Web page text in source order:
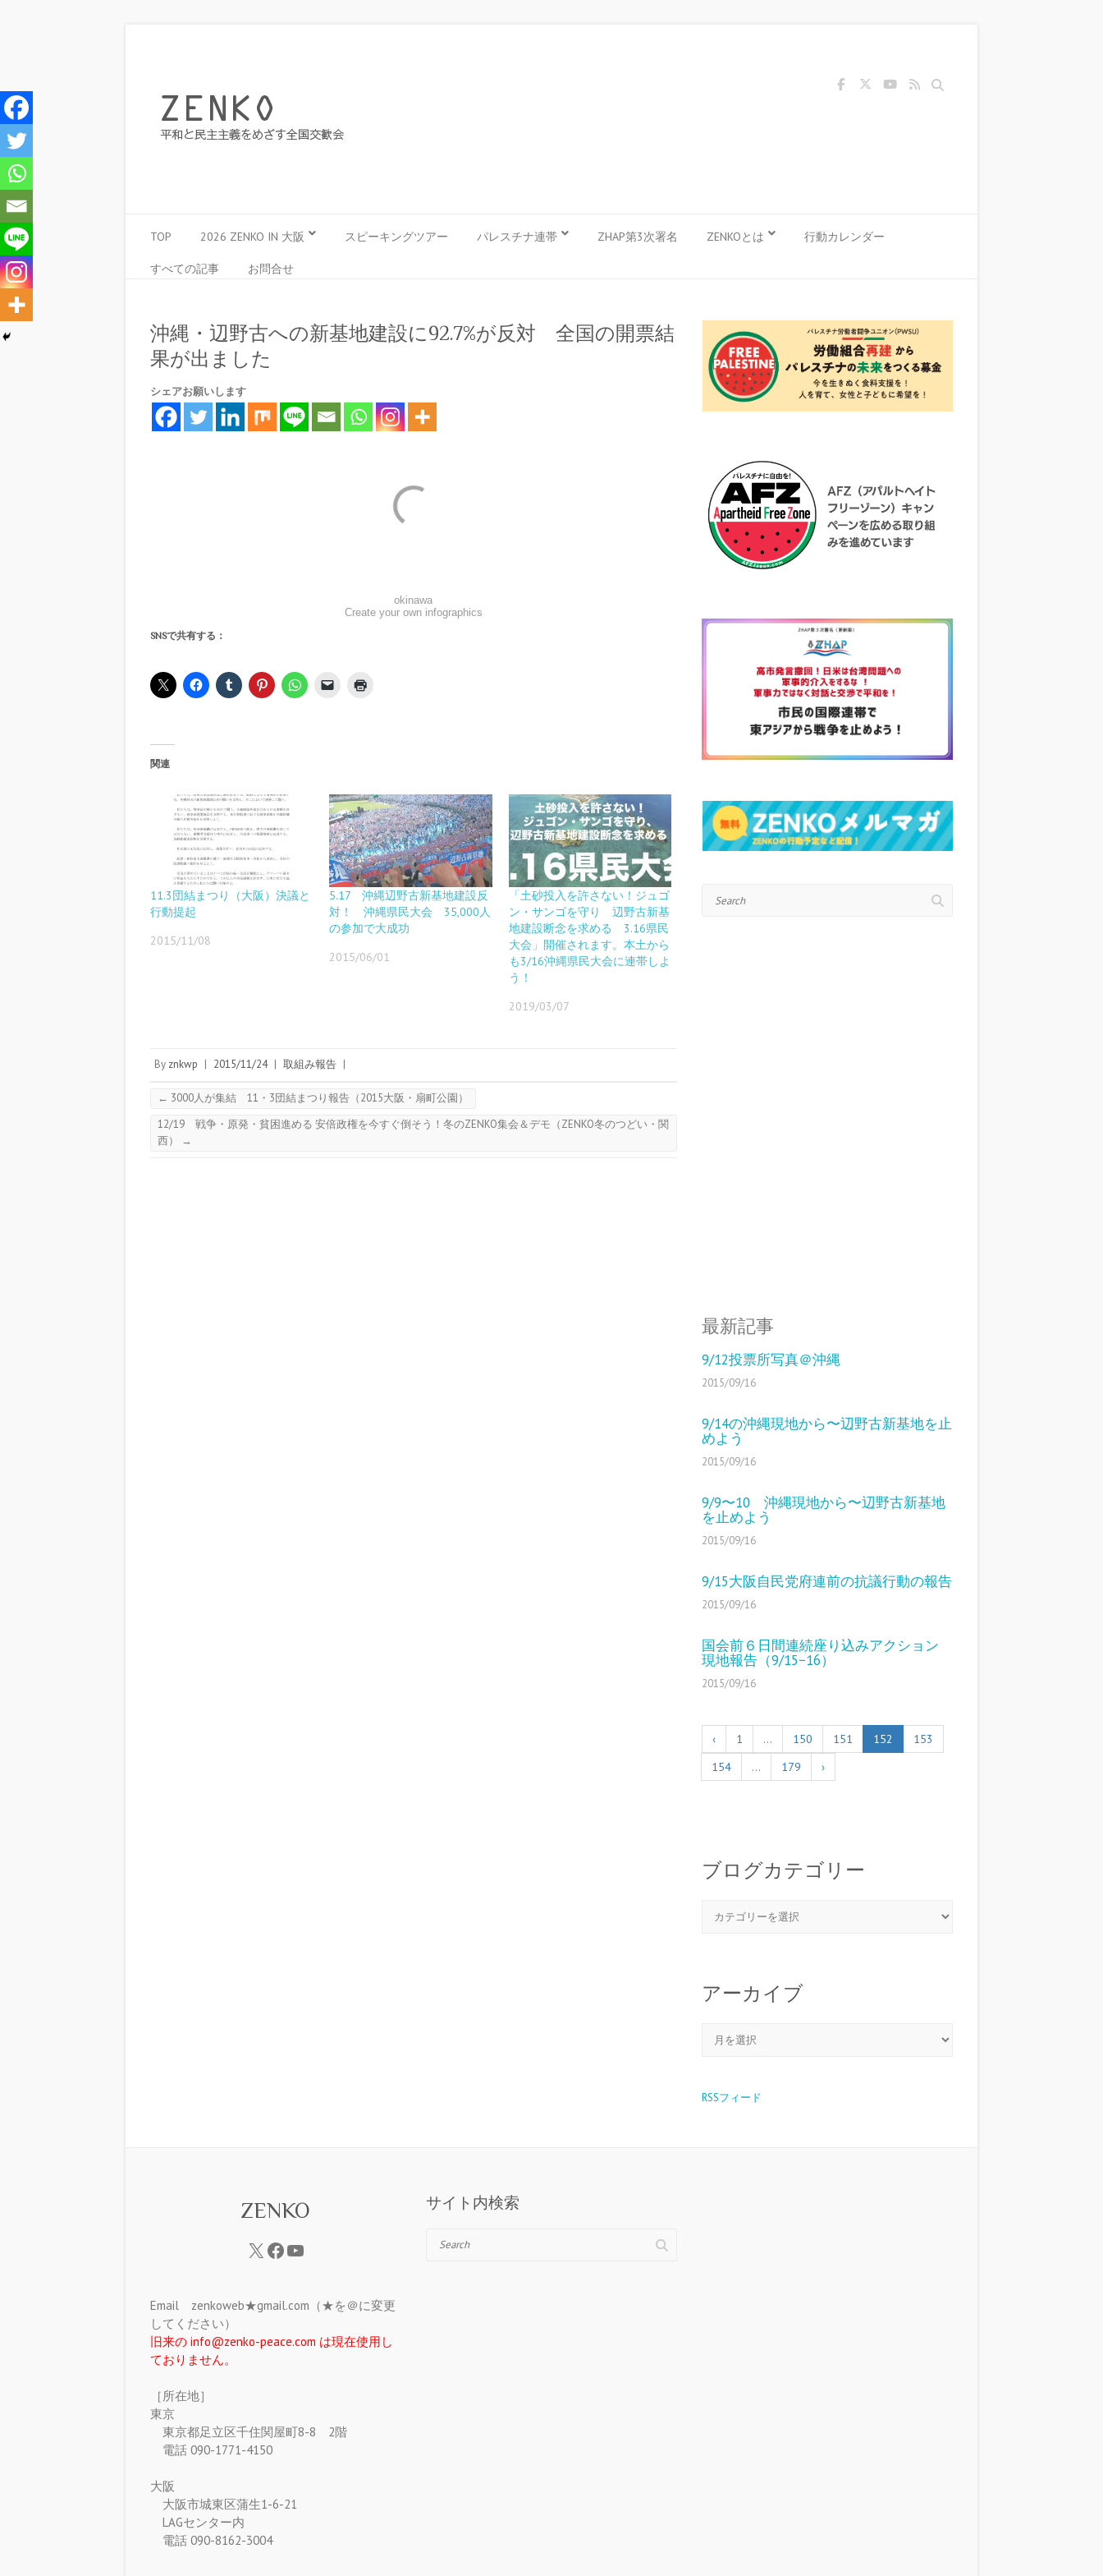
Search
TOP 2026 ZENKO IN 大阪 スピーキングツアー パレスチナ連帯 ZHAP第3次署名 ZENKOとは 行動カレンダー
すべての記事 お問合せ
沖縄・辺野古への新基地建設に92.7%が反対 全国の開票結
果が出ました
シェアお願いします
okinawa
Create your own infographics
SNSで共有する：
関連
11.3団結まつり（大阪）決議と
行動提起
2015/11/08
5.17 沖縄辺野古新基地建設反
対！ 沖縄県民大会 35,000人
の参加で大成功
2015/06/01
「土砂投入を許さない！ジュゴ
ン・サンゴを守り 辺野古新基
地建設断念を求める 3.16県民
大会」開催されます。本土から
も3/16沖縄県民大会に連帯しよ
う！
2019/03/07
By znkwp | 2015/11/24 | 取組み報告 |
← 3000人が集結 11・3団結まつり報告（2015大阪・扇町公園）
12/19 戦争・原発・貧困進める 安倍政権を今すぐ倒そう！冬のZENKO集会＆デモ（ZENKO冬のつどい・関
西）
→
最新記事
9/12投票所写真＠沖縄
2015/09/16
9/14の沖縄現地から〜辺野古新基地を止
めよう
2015/09/16
9/9〜10 沖縄現地から〜辺野古新基地
を止めよう
2015/09/16
9/15大阪自民党府連前の抗議行動の報告
2015/09/16
国会前６日間連続座り込みアクション
現地報告（9/15−16）
2015/09/16
‹ 1 … 150 151 152
153
154
… 179 ›
ブログカテゴリー
アーカイブ
RSSフィード
ZENKO
Email zenkoweb★gmail.com（★を＠に変更
してください）
旧来の info@zenko-peace.com は現在使用し
ておりません。
［所在地］
東京
東京都足立区千住関屋町8-8 2階
電話 090-1771-4150
大阪
大阪市城東区蒲生1-6-21
LAGセンター内
電話 090-8162-3004
サイト内検索
Search